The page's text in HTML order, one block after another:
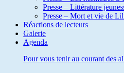
Presse – Littérature
Presse – Mort et vie de
Réactions de lecteurs
Galerie
Agenda
Pour vous tenir au courant des